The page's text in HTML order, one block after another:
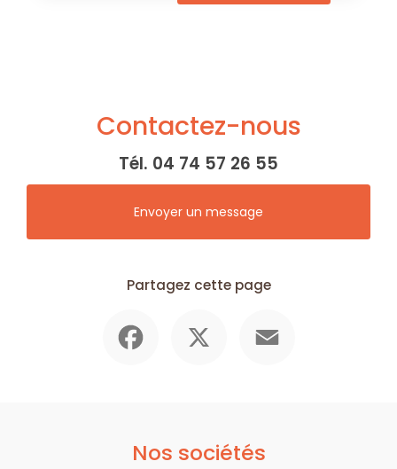
Contactez-nous
Tél. 04 74 57 26 55
Envoyer un message
Partagez cette page
Nos sociétés